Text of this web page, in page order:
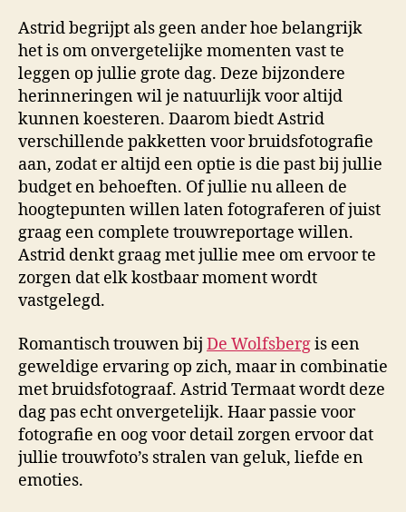
Astrid begrijpt als geen ander hoe belangrijk
het is om onvergetelijke momenten vast te
leggen op jullie grote dag. Deze bijzondere
herinneringen wil je natuurlijk voor altijd
kunnen koesteren. Daarom biedt Astrid
verschillende pakketten voor bruidsfotografie
aan, zodat er altijd een optie is die past bij jullie
budget en behoeften. Of jullie nu alleen de
hoogtepunten willen laten fotograferen of juist
graag een complete trouwreportage willen.
Astrid denkt graag met jullie mee om ervoor te
zorgen dat elk kostbaar moment wordt
vastgelegd.
Romantisch trouwen bij De Wolfsbergis een
geweldige ervaring op zich, maar in combinatie
met bruidsfotograaf. Astrid Termaat wordt deze
dag pas echt onvergetelijk. Haar passie voor
fotografie en oog voor detail zorgen ervoor dat
jullie trouwfoto’s stralen van geluk, liefde en
emoties.